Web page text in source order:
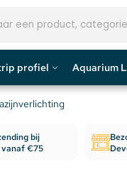
profiel Aquarium
Aquarium
bij
€75